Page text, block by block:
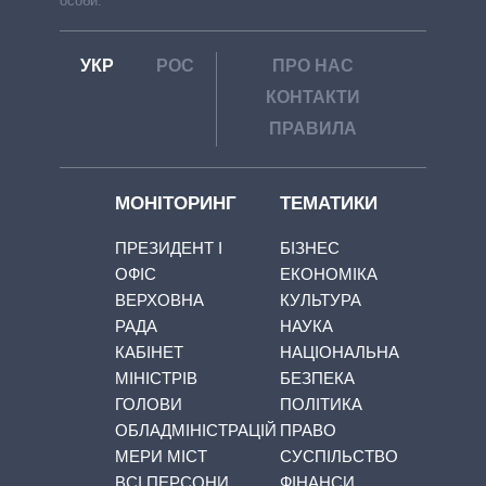
УКР РОС
ПРО НАС
КОНТАКТИ
ПРАВИЛА
МОНІТОРИНГ
ПРЕЗИДЕНТ І
ОФІС
ВЕРХОВНА
РАДА
КАБІНЕТ
МІНІСТРІВ
ГОЛОВИ
ОБЛАДМІНІСТРАЦІЙ
МЕРИ МІСТ
ТЕМАТИКИ
БІЗНЕС
ЕКОНОМІКА
КУЛЬТУРА
НАУКА
НАЦІОНАЛЬНА
БЕЗПЕКА
ПОЛІТИКА
ПРАВО
СУСПІЛЬСТВО